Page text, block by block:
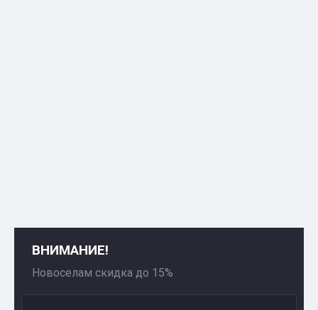
ВНИМАНИЕ!
Новоселам скидка до 15%